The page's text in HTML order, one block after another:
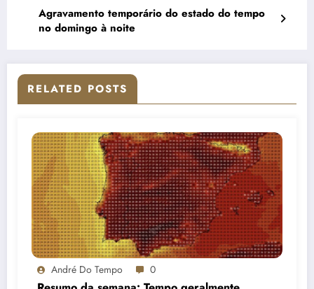
Agravamento temporário do estado do tempo
no domingo à noite
RELATED POSTS
André Do Tempo 0